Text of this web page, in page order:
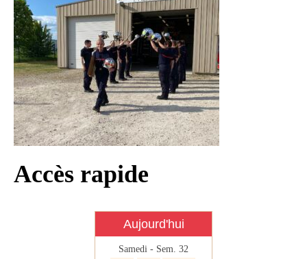
Infos règlementaires
Contact et horaires
Mon village
Mes démarches
Faverolles dans la presse
Faverolles Infos – Format
numérique
Nos Partenaires
Accès rapide
Aujourd'hui
Samedi - Sem. 32